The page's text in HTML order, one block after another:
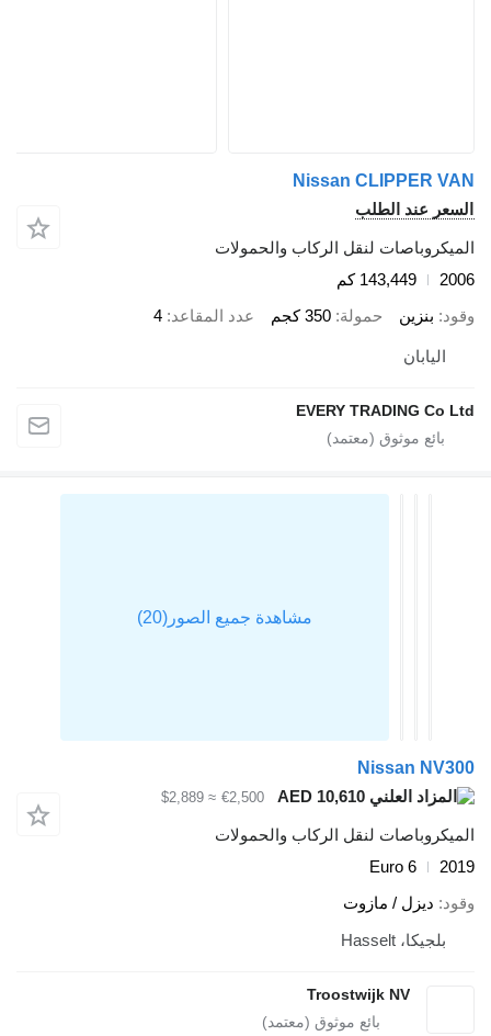
Nissan CLIPPER VAN
السعر عند الطلب
الميكروباصات لنقل الركاب والحمولات
2006
143,449 كم
وقود بنزين حمولة 350 كجم عدد المقاعد 4
اليابان
EVERY TRADING Co Ltd
Nissan NV300
€2,500
≈ $2,889
الميكروباصات لنقل الركاب والحمولات
2019
Euro 6
وقود ديزل / مازوت
بلجيكا، Hasselt
Troostwijk NV